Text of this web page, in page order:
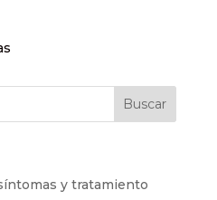
y tratamiento